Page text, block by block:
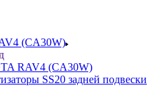
(CA30W)
RAV4 (CA30W)
SS20 задней подвески